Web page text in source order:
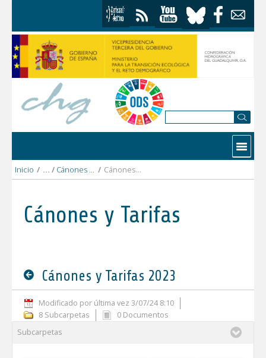
Contactar
Inicio / Cánones y Tarifas / Cánones y Tarifas 2023
Cánones y Tarifas
Cánones y Tarifas 2023
Modificado por última vez 3/07/24 8:10
8 Subcarpetas
0 Documentos
Subcarpetas